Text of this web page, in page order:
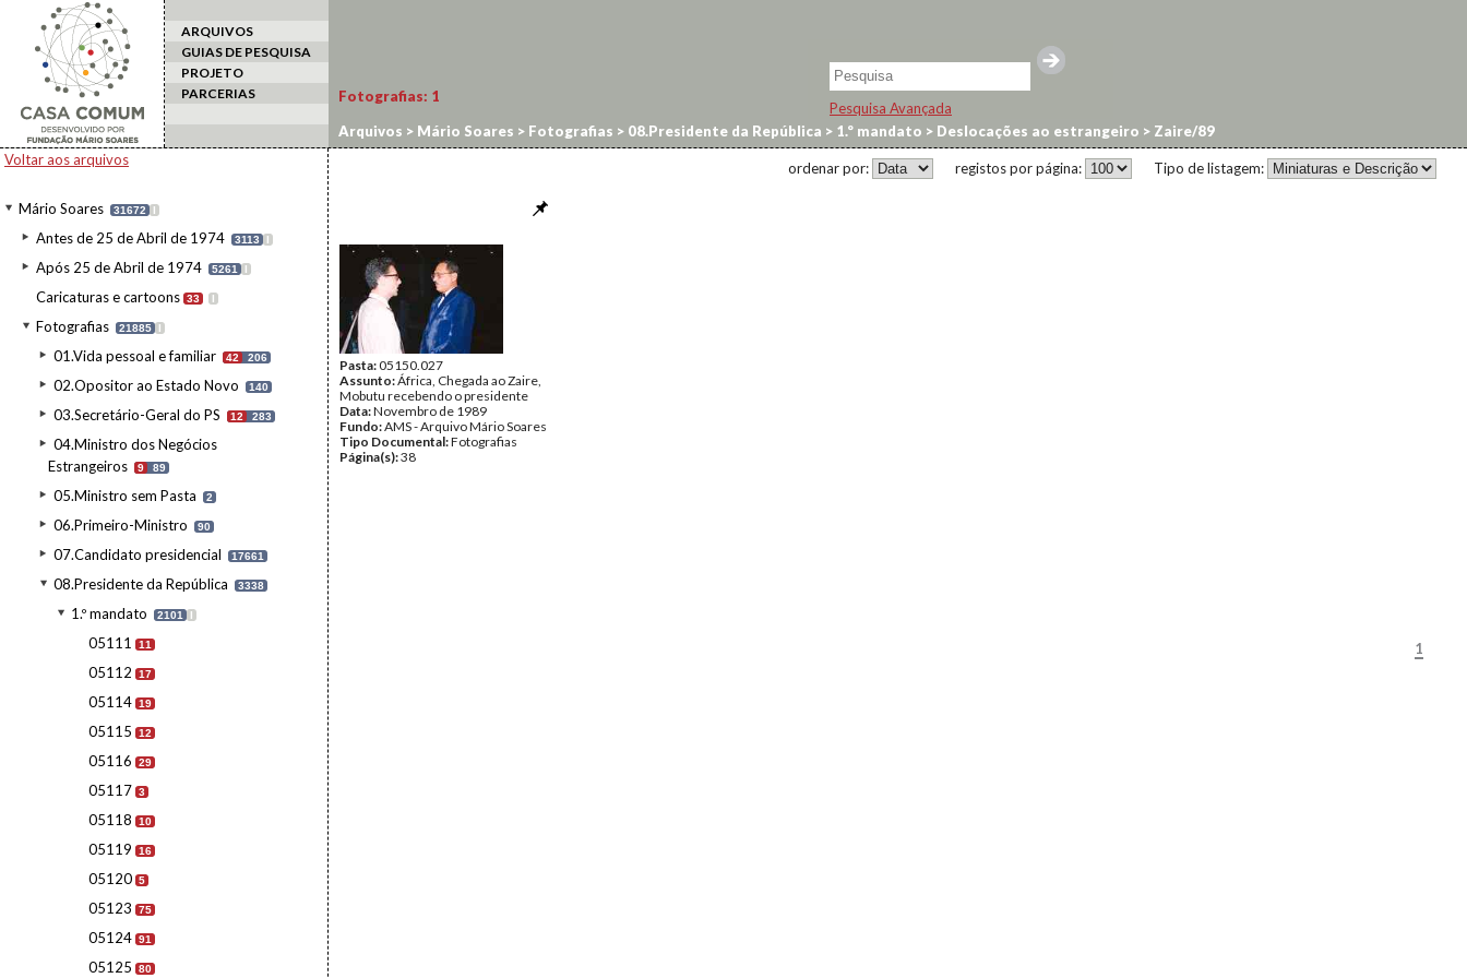
ARQUIVOS
GUIAS DE PESQUISA
PROJETO
PARCERIAS
Pesquisa Avançada
Voltar aos arquivos
Mário Soares 31672 I
Antes de 25 de Abril de 1974 3113 I
Após 25 de Abril de 1974 5261 I
Caricaturas e cartoons 33 I
Fotografias 21885 I
01.Vida pessoal e familiar 42 206
02.Opositor ao Estado Novo 140
03.Secretário-Geral do PS 12 283
04.Ministro dos Negócios
Estrangeiros
9 89
05.Ministro sem Pasta 2
06.Primeiro-Ministro 90
07.Candidato presidencial 17661
08.Presidente da República 3338
1.º mandato 2101 I
05111 11
05112 17
05114 19
05115 12
05116 29
05117 3
05118 10
05119 16
05120 5
05123 75
05124 91
05125 80
Fotografias: 1
Arquivos > Mário Soares > Fotografias > 08.Presidente da República > 1.º mandato > Deslocações ao estrangeiro > Zaire/89
Tipo de listagem:
registos por página:
ordenar por:
Pasta:05150.027
Assunto:África, Chegada ao Zaire,
Mobutu recebendo o presidente
Data:Novembro de 1989
Fundo:AMS - Arquivo Mário Soares
Tipo Documental:Fotografias
Página(s):38
1